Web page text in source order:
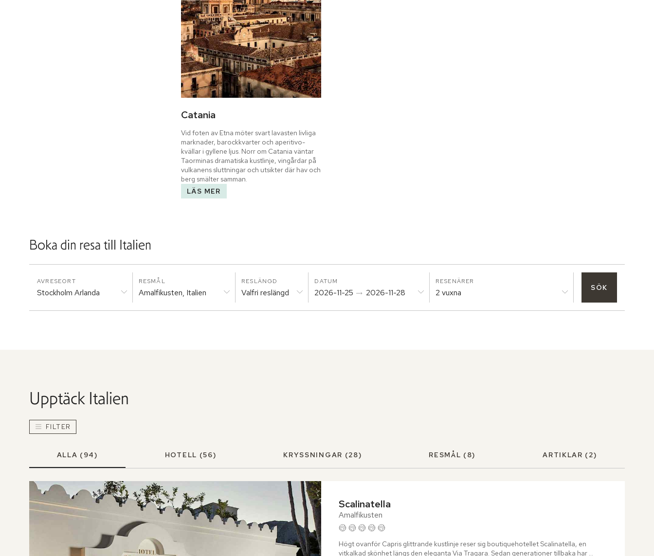
Catania
Vid foten av Etna möter svart lavasten livliga
marknader, barockkvarter och aperitivo-
kvällar i gyllene ljus. Norr om Catania väntar
Taorminas dramatiska kustlinje, vingårdar på
vulkanens sluttningar och utsikter där hav och
berg smälter samman.
LÄS MER
Boka din resa till Italien
AVRESEORT
Stockholm Arlanda
RESMÅL
Amalfikusten, Italien
RESLÄNGD
Valfri reslängd
DATUM
2026-11-25 2026-11-28
RESENÄRER
2 vuxna SÖK
Upptäck Italien
FILTER
ALLA (94) HOTELL (56) KRYSSNINGAR (28) RESMÅL (8) ARTIKLAR (2)
Scalinatella
Amalfikusten
Högt ovanför Capris glittrande kustlinje reser sig boutiquehotellet Scalinatella, en
vitkalkad skönhet längs den eleganta Via Tragara. Sedan generationer tillbaka har